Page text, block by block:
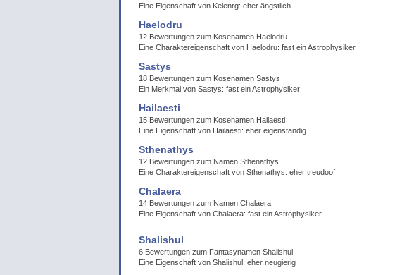
Eine Eigenschaft von Kelenrg: eher ängstlich
Haelodru
12 Bewertungen zum Kosenamen Haelodru
Eine Charaktereigenschaft von Haelodru: fast ein Astrophysiker
Sastys
18 Bewertungen zum Kosenamen Sastys
Ein Merkmal von Sastys: fast ein Astrophysiker
Hailaesti
15 Bewertungen zum Kosenamen Hailaesti
Eine Eigenschaft von Hailaesti: eher eigenständig
Sthenathys
12 Bewertungen zum Namen Sthenathys
Eine Charaktereigenschaft von Sthenathys: eher treudoof
Chalaera
14 Bewertungen zum Namen Chalaera
Eine Eigenschaft von Chalaera: fast ein Astrophysiker
Shalishul
6 Bewertungen zum Fantasynamen Shalishul
Eine Eigenschaft von Shalishul: eher neugierig